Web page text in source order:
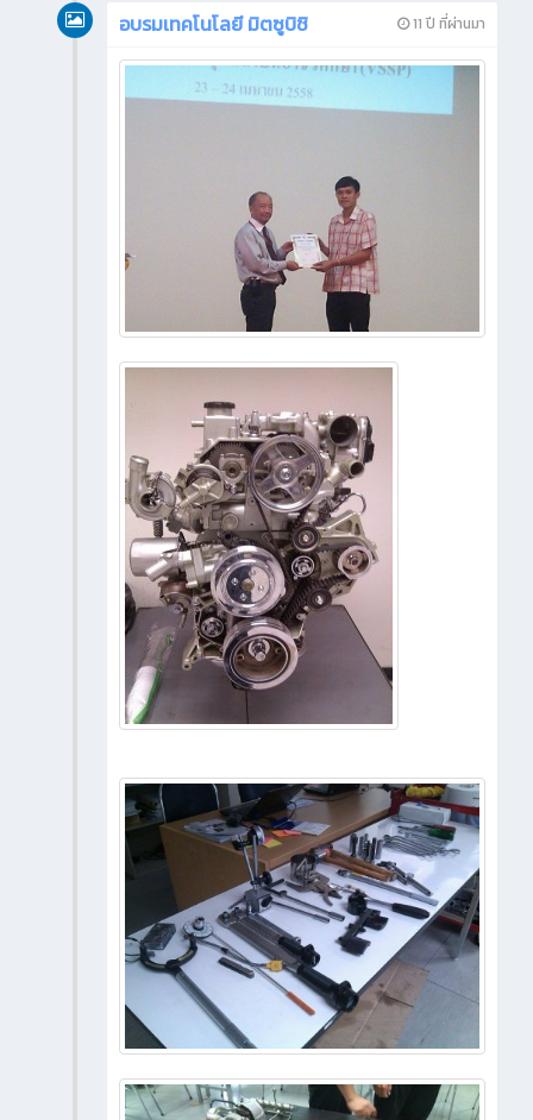
11 ปี ที่ผ่านมา
อบรมเทคโนโลยี มิตซูบิชิ